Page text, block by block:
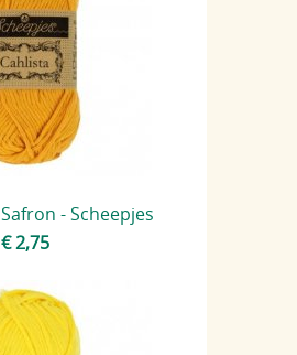
- Scheepjes
€ 2,75